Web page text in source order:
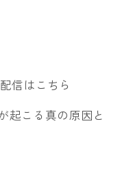
信はこちら
起こる真の原因と